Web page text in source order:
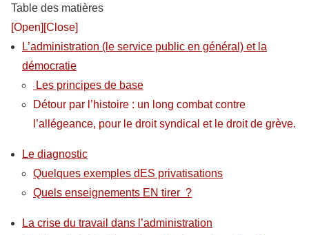
Table des matières
[Open] [Close]
L’administration (le service public en général) et la
démocratie
Les principes de base
Détour par l’histoire : un long combat contre
l’allégeance, pour le droit syndical et le droit de grève.
Le diagnostic
Quelques exemples dES privatisations
Quels enseignements EN tirer ?
La crise du travail dans l’administration